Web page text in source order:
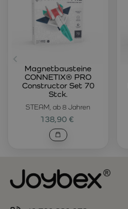
STEAM, ab 8 Jahren
Magnetbausteine
CONNETIX® PRO
Constructor Set 70
Stck.
138,90 €